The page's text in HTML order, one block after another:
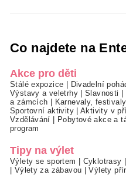
Co najdete na
Akce pro děti
Stálé expozice Divadelní
Výstavy a veletrhy|Slavnosti
a zámcích
Karnevaly,
Sportovní aktivity|Aktivity v
Vzdělávání
Pobytové akce a
program
Tipy na výlet
Výlety se sportem Cyklotrasy
Výlety za zábavou |Výlety